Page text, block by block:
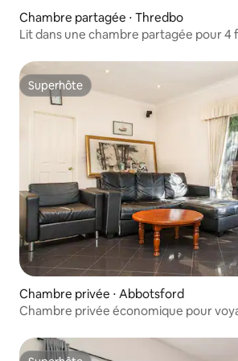
Chambre partagée ⋅ Thredbo
Lit dans une chambre partagée pour 4
Superhôte
Superhôte
Chambre privée ⋅ Abbotsford
Chambre privée économique pour